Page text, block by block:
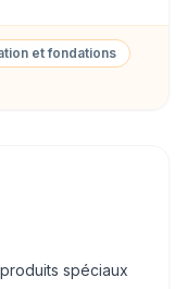
et fondations
spéciaux